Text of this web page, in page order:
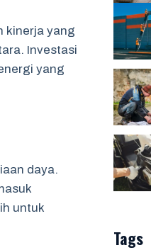
kinerja yang
Investasi
yang
daya.
untuk
Tags